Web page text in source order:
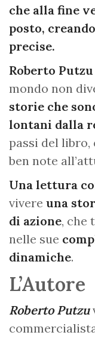
che alla fine
posto,
precise.
Roberto Putzu
mondo non
storie che
lontani dalla
passi del
ben note
Una lettura
vivere una
di azione, che
nelle sue
dinamiche.
L’Autore
Roberto Putzu